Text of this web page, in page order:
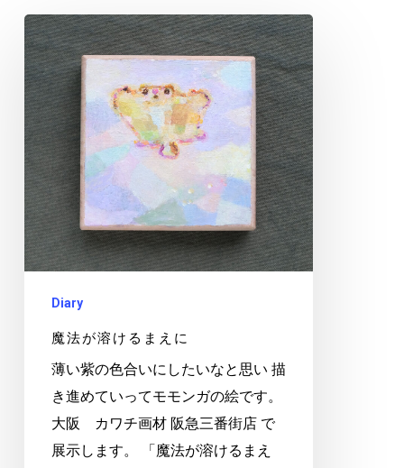
魔
法
が
溶
け
る
ま
え
に
Diary
魔法が溶けるまえに
薄い紫の色合いにしたいなと思い 描
き進めていってモモンガの絵です。
大阪 カワチ画材 阪急三番街店 で
展示します。 「魔法が溶けるまえ